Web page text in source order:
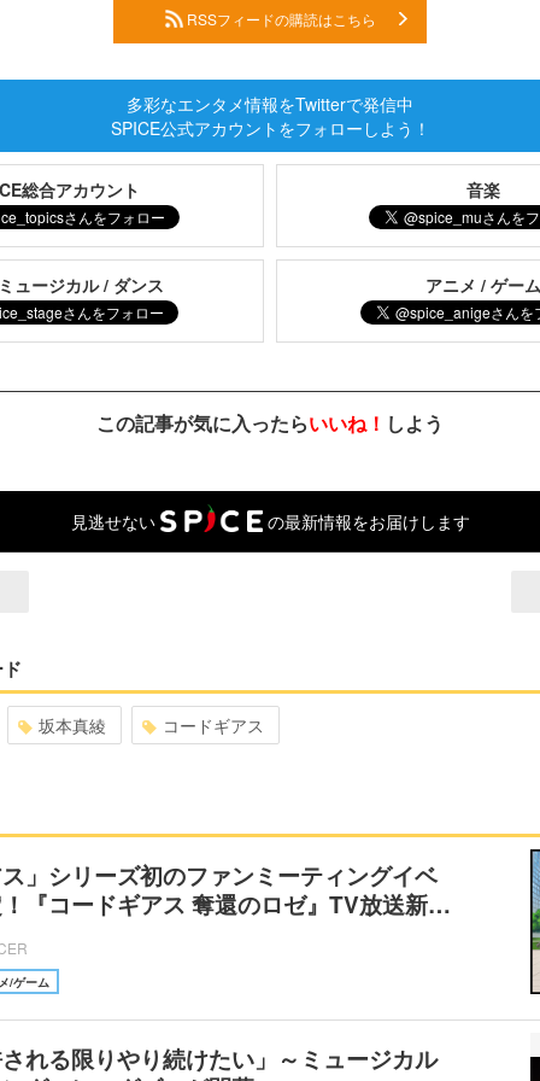
RSSフィードの購読はこちら
多彩なエンタメ情報をTwitterで発信中
SPICE公式アカウントをフォローしよう！
総合アカウント 音楽
ュージカル / ダンス アニメ / ゲー
この記事が気に入ったらいいね！ しよう
見逃せない の最新情報をお届けします
坂本真綾 コードギアス
」シリーズ初のファンミーティングイベ
『コードギアス 奪還のロゼ』TV放送新…
/ゲーム
れる限りやり続けたい」～ミュージカル